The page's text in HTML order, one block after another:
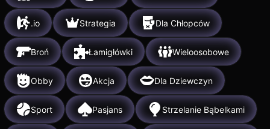
.io Strategia Dla Chłopców
Broń Łamigłówki Wieloosobowe
Obby Akcja Dla Dziewczyn
Sport Pasjans Strzelanie Bąbelkami